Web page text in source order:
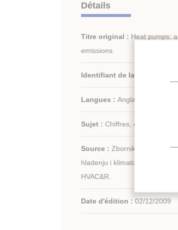
Détails
Titre original : Heat pumps:
emissions.
Identifiant de la fiche :
Langues : Anglais
Sujet : Chiffres, économie,
Source : Zbornik radova. 40.
hladenju i klimatizaciji./
HVAC&R.
Date d'édition : 02/12/2009